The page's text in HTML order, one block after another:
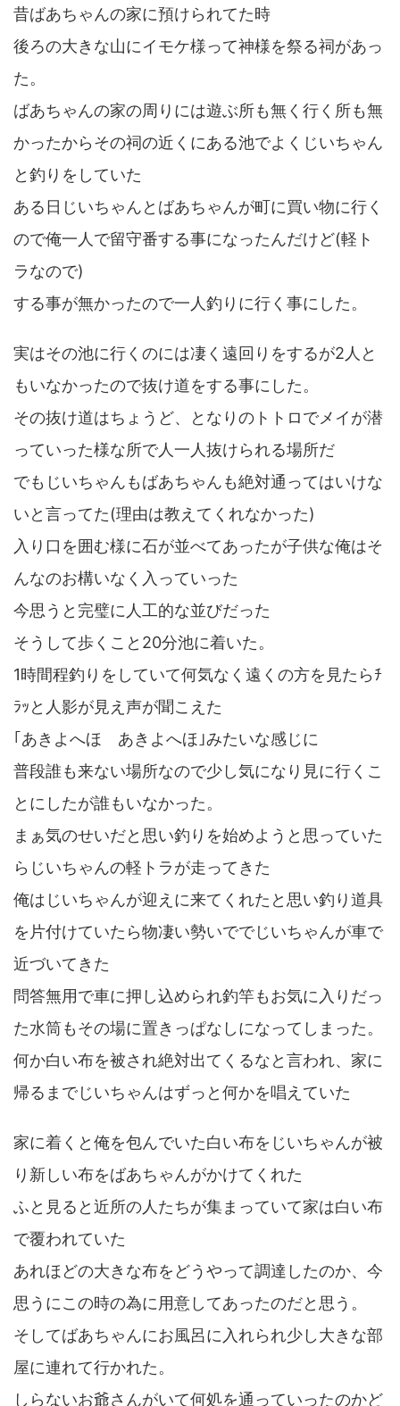
昔ばあちゃんの家に預けられてた時
後ろの大きな山にイモケ様って神様を祭る祠があっ
た。
ばあちゃんの家の周りには遊ぶ所も無く行く所も無
かったからその祠の近くにある池でよくじいちゃん
と釣りをしていた
ある日じいちゃんとばあちゃんが町に買い物に行く
ので俺一人で留守番する事になったんだけど(軽ト
ラなので)
する事が無かったので一人釣りに行く事にした。
実はその池に行くのには凄く遠回りをするが2人と
もいなかったので抜け道をする事にした。
その抜け道はちょうど、となりのトトロでメイが潜
っていった様な所で人一人抜けられる場所だ
でもじいちゃんもばあちゃんも絶対通ってはいけな
いと言ってた(理由は教えてくれなかった)
入り口を囲む様に石が並べてあったが子供な俺はそ
んなのお構いなく入っていった
今思うと完璧に人工的な並びだった
そうして歩くこと20分池に着いた。
1時間程釣りをしていて何気なく遠くの方を見たらﾁ
ﾗｯと人影が見え声が聞こえた
｢あきよへほ あきよへほ｣みたいな感じに
普段誰も来ない場所なので少し気になり見に行くこ
とにしたが誰もいなかった。
まぁ気のせいだと思い釣りを始めようと思っていた
らじいちゃんの軽トラが走ってきた
俺はじいちゃんが迎えに来てくれたと思い釣り道具
を片付けていたら物凄い勢いででじいちゃんが車で
近づいてきた
問答無用で車に押し込められ釣竿もお気に入りだっ
た水筒もその場に置きっぱなしになってしまった。
何か白い布を被され絶対出てくるなと言われ、家に
帰るまでじいちゃんはずっと何かを唱えていた
家に着くと俺を包んでいた白い布をじいちゃんが被
り新しい布をばあちゃんがかけてくれた
ふと見ると近所の人たちが集まっていて家は白い布
で覆われていた
あれほどの大きな布をどうやって調達したのか、今
思うにこの時の為に用意してあったのだと思う。
そしてばあちゃんにお風呂に入れられ少し大きな部
屋に連れて行かれた。
しらないお爺さんがいて何処を通っていったのかど